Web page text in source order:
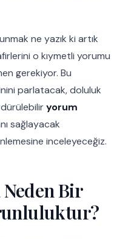
ne yazık ki artık
o kıymetli yorumu
gerekiyor. Bu
parlatacak, doluluk
yorum
sağlayacak
inceleyeceğiz.
Bir